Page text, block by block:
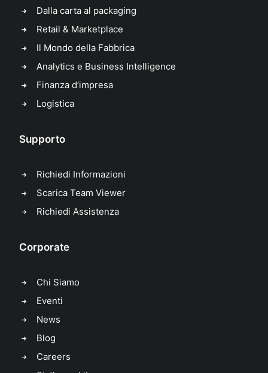
Dalla carta al packaging
Retail & Marketplace
Il Mondo della Fabbrica
Analytics e Business Intelligence
Finanza d’impresa
Logistica
Supporto
Richiedi Informazioni
Scarica Team Viewer
Richiedi Assistenza
Corporate
Chi Siamo
Eventi
News
Blog
Careers